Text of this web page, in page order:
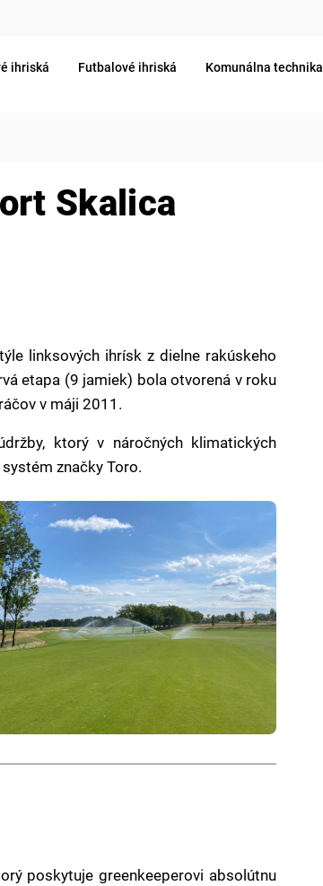
ihriská Futbalové ihriská Komunálna technika
Skalica
linksových ihrísk z dielne rakúskeho
etapa (9 jamiek) bola otvorená v roku
v máji 2011.
ktorý v náročných klimatických
značky Toro.
poskytuje greenkeeperovi absolútnu